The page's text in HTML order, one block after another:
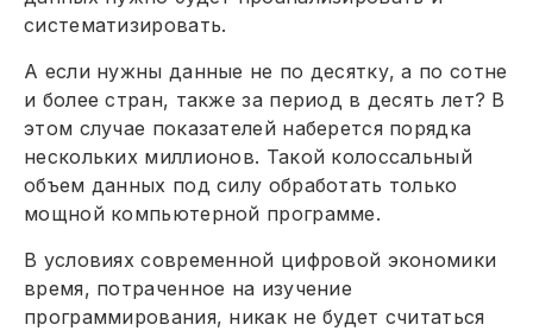
систематизировать.
А если нужны данные не по десятку, а по сотне
и более стран, также за период в десять лет? В
этом случае показателей наберется порядка
нескольких миллионов. Такой колоссальный
объем данных под силу обработать только
мощной компьютерной программе.
В условиях современной цифровой экономики
время, потраченное на изучение
программирования, никак не будет считаться